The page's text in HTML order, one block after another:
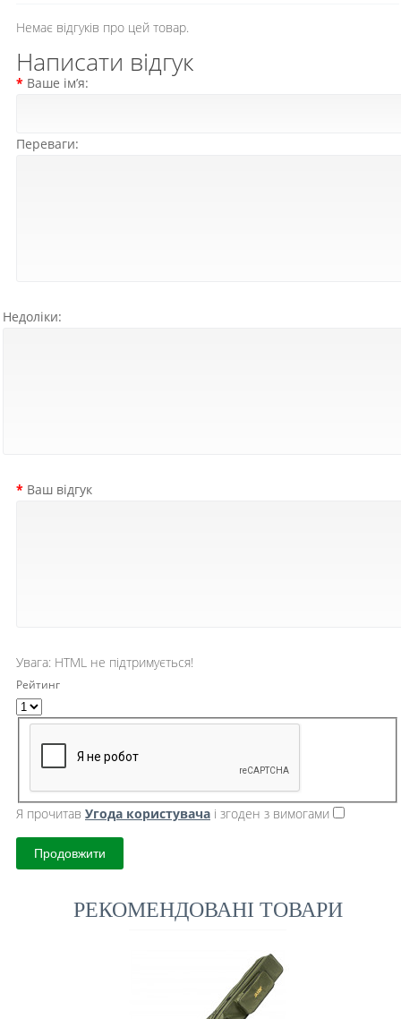
Немає відгуків про цей товар.
Написати відгук
Ваше ім’я:
Переваги:
Недоліки:
Ваш відгук
Увага: HTML не підтримується!
Рейтинг
Я прочитав Угода користувача і згоден з вимогами
Продовжити
РЕКОМЕНДОВАНІ ТОВАРИ